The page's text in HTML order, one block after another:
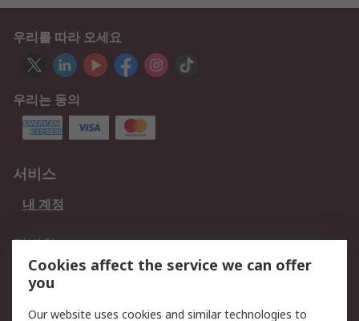
우리를 따라 오세요
우리는 동의
서비스
내 계정
적법한
개인 정보 보호 정책
데이터 보호
웹사이트 사용 약관
Cookies affect the service we can offer
you
Our website uses cookies and similar technologies to